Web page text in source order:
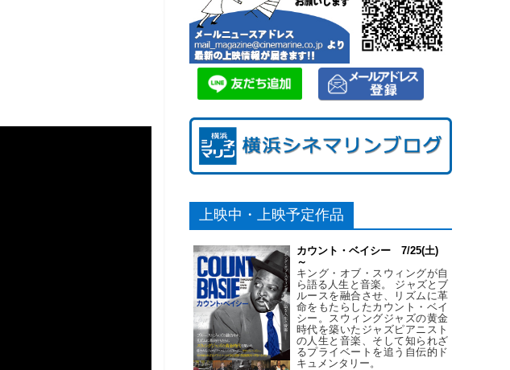
上映中・上映予定作品
カウント・ベイシー 7/25(土)
～
キング・オブ・スウィングが自
ら語る人生と音楽。 ジャズとブ
ルースを融合させ、リズムに革
命をもたらしたカウント・ベイ
シー。スウィングジャズの黄金
時代を築いたジャズピアニスト
の人生と音楽、そして知られざ
るプライベートを追う自伝的ド
キュメンタリー。